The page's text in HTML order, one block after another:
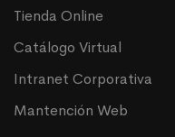
Tienda Online
Catálogo Virtual
Intranet Corporativa
Mantención Web